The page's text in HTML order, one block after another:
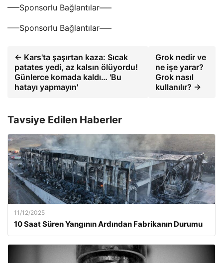
—–Sponsorlu Bağlantılar—–
—–Sponsorlu Bağlantılar—–
← Kars'ta şaşırtan kaza: Sıcak
patates yedi, az kalsın ölüyordu!
Günlerce komada kaldı… 'Bu
hatayı yapmayın'
Grok nedir ve
ne işe yarar?
Grok nasıl
kullanılır? →
Tavsiye Edilen Haberler
11/12/2025
10 Saat Süren Yangının Ardından Fabrikanın Durumu